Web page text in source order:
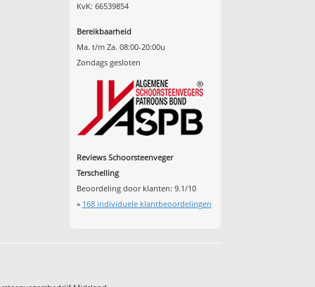
KvK: 66539854
Bereikbaarheid
Ma. t/m Za. 08:00-20:00u
Zondags gesloten
Reviews Schoorsteenveger
Terschelling
Beoordeling door klanten: 9.1/10
» 168individuele klantbeoordelingen